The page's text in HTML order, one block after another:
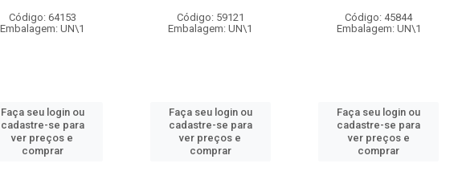
Código: 64153
Embalagem: UN\1
Faça seu login ou
cadastre-se para
ver preços e
comprar
Código: 59121
Embalagem: UN\1
Faça seu login ou
cadastre-se para
ver preços e
comprar
Código: 45844
Embalagem: UN\1
Faça seu login ou
cadastre-se para
ver preços e
comprar